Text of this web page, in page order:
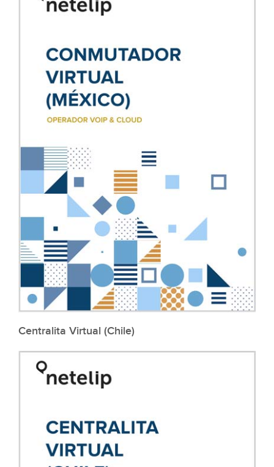
Centralita Virtual (Chile)